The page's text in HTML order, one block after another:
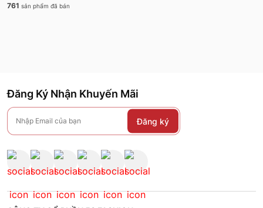
761 sản phẩm đã bán
Đăng Ký Nhận Khuyến Mãi
Đăng ký